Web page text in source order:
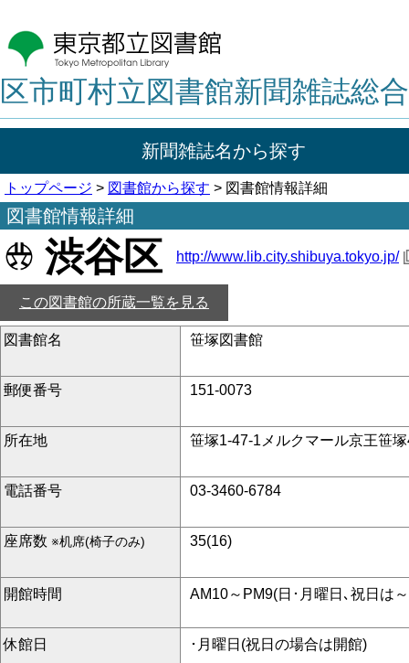
区市町村立図書館新聞雑誌総
新聞雑誌名から探す
トップページ > 図書館から探す > 図書館情報詳細
図書館情報詳細
渋谷区 http://www.lib.city.shibuya.tokyo.jp/
この図書館の所蔵一覧を見る
図書館名 笹塚図書館
郵便番号 151-0073
所在地 笹塚1-47-1メルクマール京王笹
電話番号 03-3460-6784
座席数 ※机席(椅子のみ) 35(16)
開館時間 AM10～PM9(日･月曜日､祝日は
休館日
･月曜日(祝日の場合は開館)